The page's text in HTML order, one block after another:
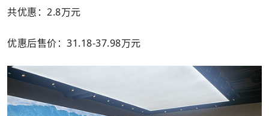
共优惠：2.8万元
优惠后售价：31.18-37.98万元